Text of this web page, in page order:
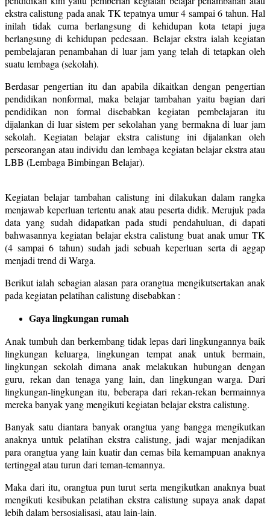
ekstra calistung pada anak TK tepatnya umur 4 sampai 6 tahun. Hal
inilah tidak cuma berlangsung di kehidupan kota tetapi juga
berlangsung di kehidupan pedesaan. Belajar ekstra ialah kegiatan
pembelajaran penambahan di luar jam yang telah di tetapkan oleh
suatu lembaga (sekolah).
Berdasar pengertian itu dan apabila dikaitkan dengan pengertian
pendidikan nonformal, maka belajar tambahan yaitu bagian dari
pendidikan non formal disebabkan kegiatan pembelajaran itu
dijalankan di luar sistem per sekolahan yang bermakna di luar jam
sekolah. Kegiatan belajar ekstra calistung ini dijalankan oleh
perseorangan atau individu dan lembaga kegiatan belajar ekstra atau
LBB (Lembaga Bimbingan Belajar).
Kegiatan belajar tambahan calistung ini dilakukan dalam rangka
menjawab keperluan tertentu anak atau peserta didik. Merujuk pada
data yang sudah didapatkan pada studi pendahuluan, di dapati
bahwasannya kegiatan belajar ekstra calistung buat anak umur TK
(4 sampai 6 tahun) sudah jadi sebuah keperluan serta di aggap
menjadi trend di Warga.
Berikut ialah sebagian alasan para orangtua mengikutsertakan anak
pada kegiatan pelatihan calistung disebabkan :
Gaya lingkungan rumah
Anak tumbuh dan berkembang tidak lepas dari lingkungannya baik
lingkungan keluarga, lingkungan tempat anak untuk bermain,
lingkungan sekolah dimana anak melakukan hubungan dengan
guru, rekan dan tenaga yang lain, dan lingkungan warga. Dari
lingkungan-lingkungan itu, beberapa dari rekan-rekan bermainnya
mereka banyak yang mengikuti kegiatan belajar ekstra calistung.
Banyak satu diantara banyak orangtua yang bangga mengikutkan
anaknya untuk pelatihan ekstra calistung, jadi wajar menjadikan
para orangtua yang lain kuatir dan cemas bila kemampuan anaknya
tertinggal atau turun dari teman-temannya.
Maka dari itu, orangtua pun turut serta mengikutkan anaknya buat
mengikuti kesibukan pelatihan ekstra calistung supaya anak dapat
lebih dalam bersosialisasi, atau lain-lain.